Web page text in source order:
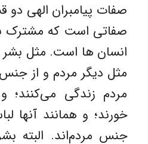
صفات پیامبران الهی
صفاتی است که مشترک
انسان ها است. مثل بشر
مثل دیگر مردم و از
مردم زندگی می‌کنند؛
خورند؛ و همانند آنها
جنس مردم‌اند. البته